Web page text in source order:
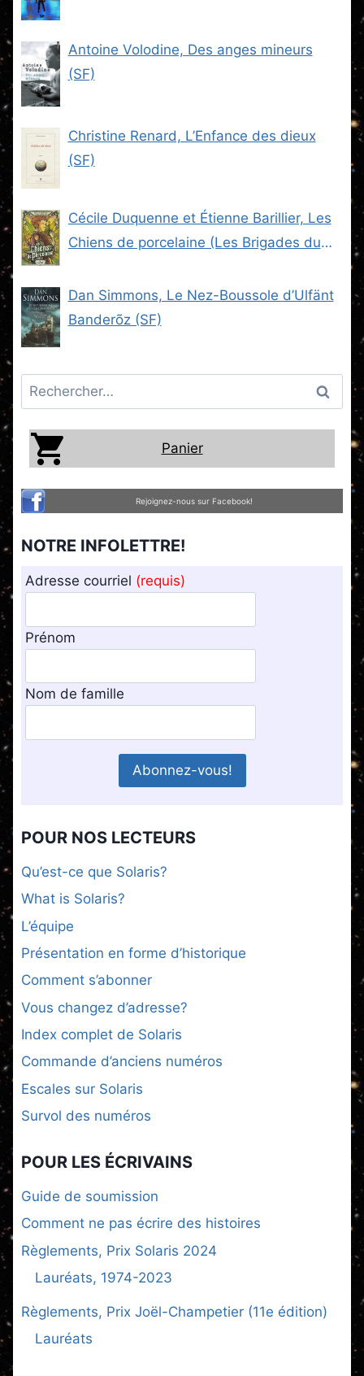
Antoine Volodine, Des anges mineurs
(SF)
Christine Renard, L’Enfance des dieux
(SF)
Cécile Duquenne et Étienne Barillier, Les
Chiens de porcelaine (Les Brigades du
Dan Simmons, Le Nez-Boussole d’Ulfänt
Banderõz (SF)
Rechercher :
Panier
Rejoignez-nous sur Facebook!
NOTRE INFOLETTRE!
Adresse courriel (requis)
Prénom
Nom de famille
POUR NOS LECTEURS
Qu’est-ce que Solaris?
What is Solaris?
L’équipe
Présentation en forme d’historique
Comment s’abonner
Vous changez d’adresse?
Index complet de Solaris
Commande d’anciens numéros
Escales sur Solaris
Survol des numéros
POUR LES ÉCRIVAINS
Guide de soumission
Comment ne pas écrire des histoires
Règlements, Prix Solaris 2024
Lauréats, 1974-2023
Règlements, Prix Joël-Champetier (11e édition)
Lauréats